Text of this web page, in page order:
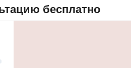
бесплатно